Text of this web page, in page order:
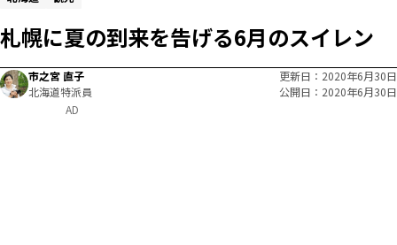
札幌に夏の到来を告げる6月のスイレン
市之宮 直子
北海道特派員
更新日
2020年6月30日
公開日
2020年6月30日
AD